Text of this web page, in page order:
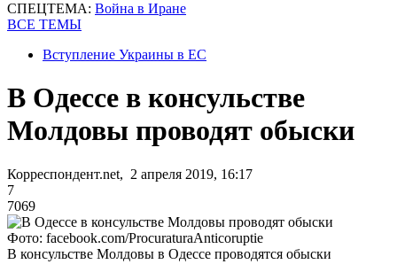
СПЕЦТЕМА: Война в Иране
ВСЕ ТЕМЫ
Вступление Украины в ЕС
В Одессе в консульстве
Молдовы проводят обыски
Корреспондент.net, 2 апреля 2019, 16:17
7
7069
Фото: facebook.com/ProcuraturaAnticoruptie
В консульстве Молдовы в Одессе проводятся обыски